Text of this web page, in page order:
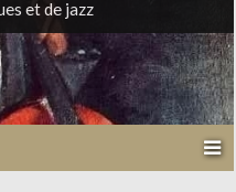
et de jazz